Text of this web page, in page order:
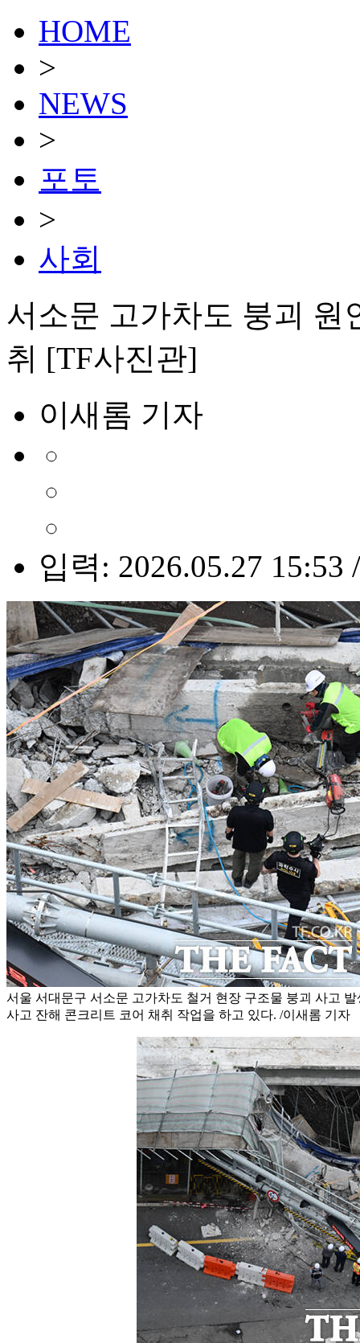
HOME
>
NEWS
>
포토
>
사회
서소문 고가차도 붕괴 원
취 [TF사진관]
이새롬 기자
입력: 2026.05.27 15:53
서울 서대문구 서소문 고가차도 철거 현장 구조물 붕괴 사고
사고 잔해 콘크리트 코어 채취 작업을 하고 있다. /이새롬 기자